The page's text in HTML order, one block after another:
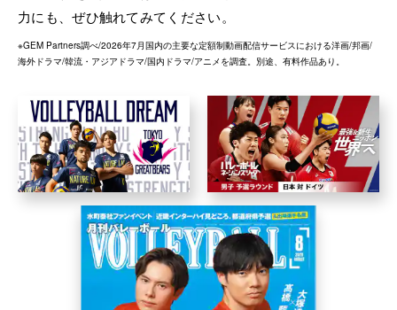
力にも、ぜひ触れてみてください。
※GEM Partners調べ/2026年7⽉国内の主要な定額制動画配信サービスにおける洋画/邦画/
海外ドラマ/韓流・アジアドラマ/国内ドラマ/アニメを調査。別途、有料作品あり。